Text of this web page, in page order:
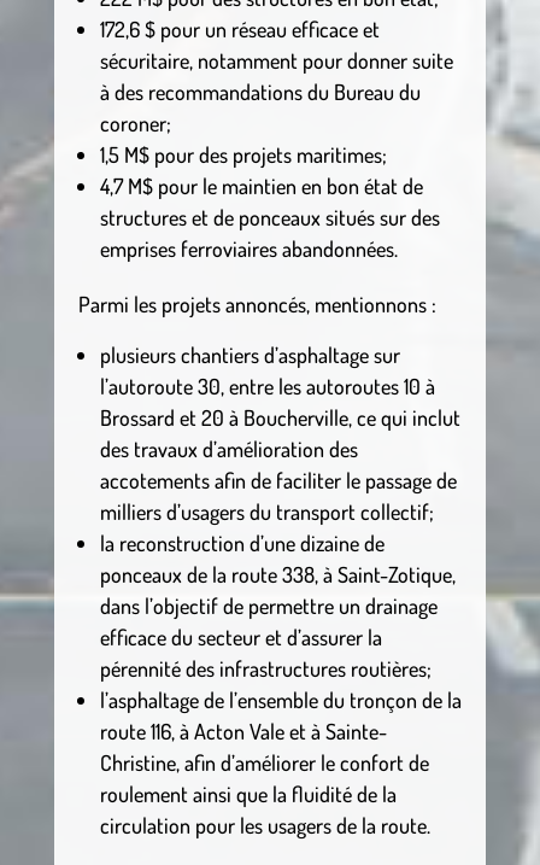
172,6 $ pour un réseau efficace et
sécuritaire, notamment pour donner suite
à des recommandations du Bureau du
coroner;
1,5 M$ pour des projets maritimes;
4,7 M$ pour le maintien en bon état de
structures et de ponceaux situés sur des
emprises ferroviaires abandonnées.
Parmi les projets annoncés, mentionnons :
plusieurs chantiers d’asphaltage sur
l’autoroute 30, entre les autoroutes 10 à
Brossard et 20 à Boucherville, ce qui inclut
des travaux d’amélioration des
accotements afin de faciliter le passage de
milliers d’usagers du transport collectif;
la reconstruction d’une dizaine de
ponceaux de la route 338, à Saint-Zotique,
dans l’objectif de permettre un drainage
efficace du secteur et d’assurer la
pérennité des infrastructures routières;
l’asphaltage de l’ensemble du tronçon de la
route 116, à Acton Vale et à Sainte-
Christine, afin d’améliorer le confort de
roulement ainsi que la fluidité de la
circulation pour les usagers de la route.